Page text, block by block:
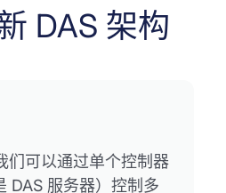
DAS 架构
们可以通过单个控制器
DAS 服务器）控制多